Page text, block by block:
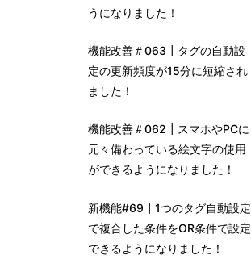
うになりました！
機能改善＃063┃タグの自動設
定の更新頻度が15分に短縮され
ました！
機能改善＃062┃スマホやPCに
元々備わっている絵文字の使用
ができるようになりました！
新機能#69┃1つのタグ自動設定
で複合した条件をOR条件で設定
できるようになりました！